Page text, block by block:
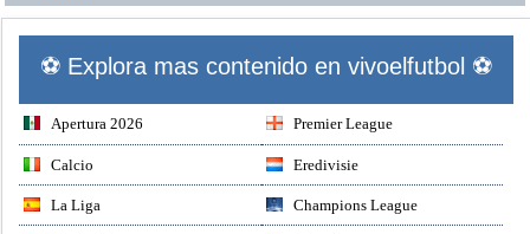
⚽ Explora mas contenido en vivoelfutbol ⚽
Apertura 2026 Premier League
Calcio Eredivisie
La Liga Champions League